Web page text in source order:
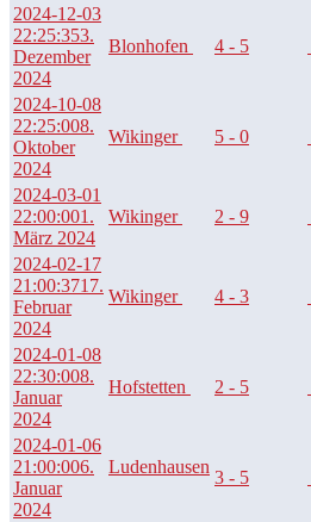
2024-12-03
22:25:353.
Dezember
2024
Blonhofen 4 - 5
2024-10-08
22:25:008.
Oktober
2024
Wikinger 5 - 0
2024-03-01
22:00:001.
März 2024
Wikinger 2 - 9
2024-02-17
21:00:3717.
Februar
2024
Wikinger 4 - 3
2024-01-08
22:30:008.
Januar
2024
Hofstetten 2 - 5
2024-01-06
21:00:006.
Januar
2024
Ludenhausen
3 - 5